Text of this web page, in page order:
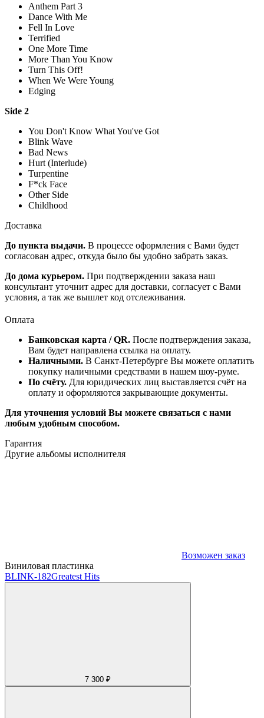
Anthem Part 3
Dance With Me
Fell In Love
Terrified
One More Time
More Than You Know
Turn This Off!
When We Were Young
Edging
Side 2
You Don't Know What You've Got
Blink Wave
Bad News
Hurt (Interlude)
Turpentine
F*ck Face
Other Side
Childhood
Доставка
До пункта выдачи. В процессе оформления с Вами будет
согласован адрес, откуда было бы удобно забрать заказ.
До дома курьером. При подтверждении заказа наш
консультант уточнит адрес для доставки, согласует с Вами
условия, а так же вышлет код отслеживания.
Оплата
Банковская карта / QR. После подтверждения заказа,
Вам будет направлена ссылка на оплату.
Наличными. В Санкт-Петербурге Вы можете оплатить
покупку наличными средствами в нашем шоу-руме.
По счёту. Для юридических лиц выставляется счёт на
оплату и оформляются закрывающие документы.
Для уточнения условий Вы можете связаться с нами
любым удобным способом.
Гарантия
Другие альбомы исполнителя
Возможен заказ
Виниловая пластинка
BLINK-182Greatest Hits
7 300 ₽